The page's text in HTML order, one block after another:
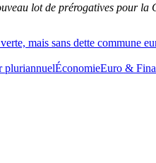
lot de prérogatives pour la
mais sans dette commune
pluriannuelÉconomieEuro &